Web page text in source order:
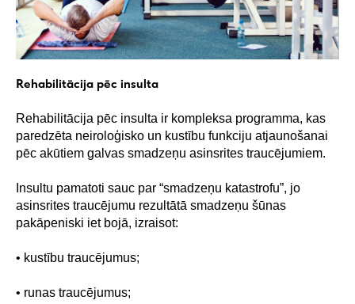
Rehabilitācija pēc insulta
Rehabilitācija pēc insulta ir kompleksa programma, kas
paredzēta neiroloģisko un kustību funkciju atjaunošanai
pēc akūtiem galvas smadzeņu asinsrites traucējumiem.
Insultu pamatoti sauc par “smadzeņu katastrofu”, jo
asinsrites traucējumu rezultātā smadzeņu šūnas
pakāpeniski iet bojā, izraisot:
• kustību traucējumus;
• runas traucējumus;